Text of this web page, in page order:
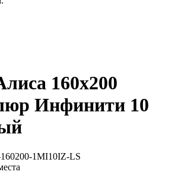
160х200
Инфинити 10
1MI10IZ-LS